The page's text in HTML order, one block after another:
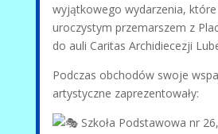
wyjątkowego wydarzenia, które
uroczystym przemarszem z
do auli Caritas Archidiecezji
Podczas obchodów swoje
artystyczne zaprezentowały:
Szkoła Podstawowa nr 26,